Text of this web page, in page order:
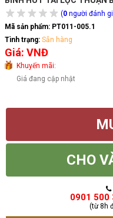
(0 người đánh
Mã sản phẩm: PT011-005.1
Tình trạng: Sẵn hàng
Giá: VNĐ
Khuyến mãi:
Giá đang cập nhật
CHO
0901 500
(từ 8h